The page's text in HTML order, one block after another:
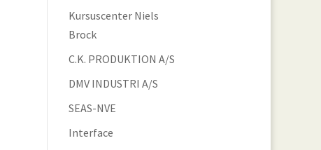
Kursuscenter Niels
Brock
C.K. PRODUKTION A/S
DMV INDUSTRI A/S
SEAS-NVE
Interface